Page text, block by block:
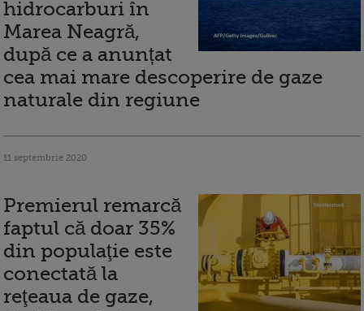
hidrocarburi în
Marea Neagră,
după ce a anunțat
cea mai mare descoperire de gaze
naturale din regiune
11 septembrie 2020
Premierul remarcă
faptul că doar 35%
din populaţie este
conectată la
reţeaua de gaze,